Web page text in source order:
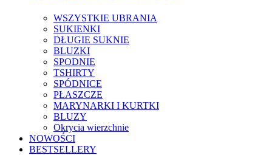
WSZYSTKIE UBRANIA
SUKIENKI
DŁUGIE SUKNIE
BLUZKI
SPODNIE
TSHIRTY
SPÓDNICE
PŁASZCZE
MARYNARKI I KURTKI
BLUZY
Okrycia wierzchnie
NOWOŚCI
BESTSELLERY